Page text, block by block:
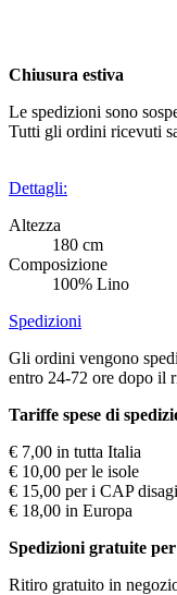
Chiusura estiva
Le spedizioni sono
Tutti gli ordini ricevuti
Dettagli:
Altezza
180 cm
Composizione
100% Lino
Spedizioni
Gli ordini vengono
entro 24-72 ore dopo il
Tariffe spese di
€ 7,00 in tutta Italia
€ 10,00 per le isole
€ 15,00 per i CAP
€ 18,00 in Europa
Spedizioni gratuite
Ritiro gratuito in